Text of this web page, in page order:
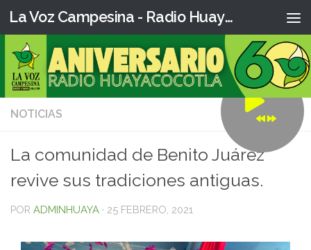
La Voz Campesina - Radio Huaya
NOTICIAS
La comunidad de Benito Juárez
revive sus tradiciones antiguas.
POR ADMINHUAYA · 25 FEBRERO, 2021